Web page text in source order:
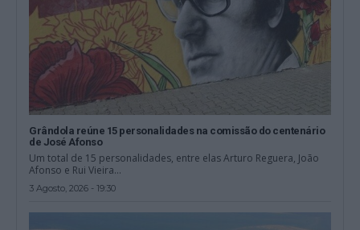
Grândola reúne 15 personalidades na comissão do centenário
de José Afonso
Um total de 15 personalidades, entre elas Arturo Reguera, João
Afonso e Rui Vieira...
3 Agosto, 2026 - 19:30